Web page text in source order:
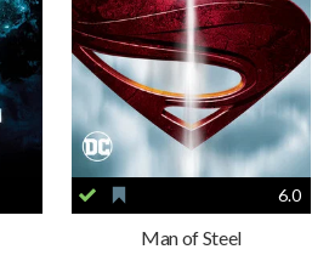
6.0
Man of Steel